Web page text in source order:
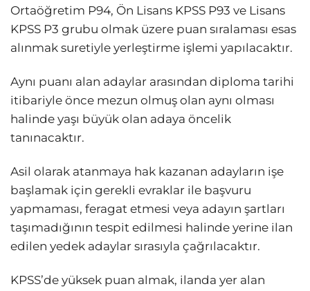
Ortaöğretim P94, Ön Lisans KPSS P93 ve Lisans
KPSS P3 grubu olmak üzere puan sıralaması esas
alınmak suretiyle yerleştirme işlemi yapılacaktır.
Aynı puanı alan adaylar arasından diploma tarihi
itibariyle önce mezun olmuş olan aynı olması
halinde yaşı büyük olan adaya öncelik
tanınacaktır.
Asil olarak atanmaya hak kazanan adayların işe
başlamak için gerekli evraklar ile başvuru
yapmaması, feragat etmesi veya adayın şartları
taşımadığının tespit edilmesi halinde yerine ilan
edilen yedek adaylar sırasıyla çağrılacaktır.
KPSS’de yüksek puan almak, ilanda yer alan